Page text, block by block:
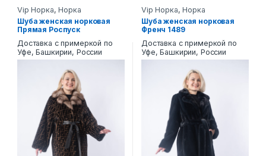
Vip Норка,Норка
Шуба женская норковая
Прямая Роспуск
Доставка с примеркой по
Уфе, Башкирии, России
Vip Норка,Норка
Шуба женская норковая
Френч 1489
Доставка с примеркой по
Уфе, Башкирии, России